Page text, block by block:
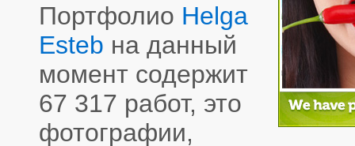
Портфолио Helga
Esteb на данный
момент содержит
67 317 работ, это
фотографии,